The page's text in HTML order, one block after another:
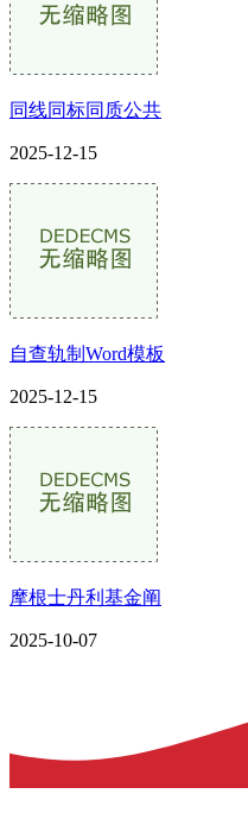
同线同标同质公共
2025-12-15
自查轨制Word模板
2025-12-15
摩根士丹利基金阐
2025-10-07